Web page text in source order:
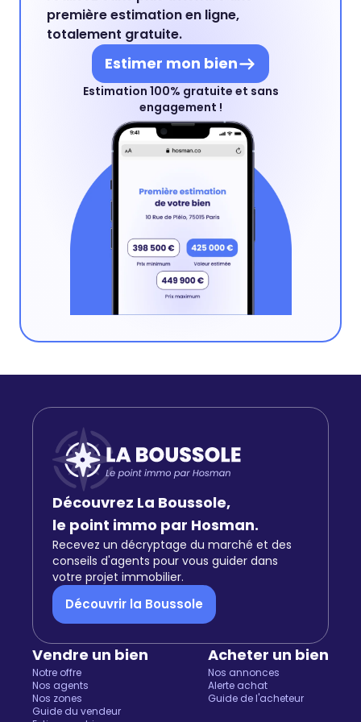
première estimation en ligne,
totalement gratuite.
Estimer mon bien
Estimation 100% gratuite et sans
engagement !
Découvrez La Boussole,
le point immo par Hosman.
Recevez un décryptage du marché et des
conseils d'agents pour vous guider dans
votre projet immobilier.
Découvrir la Boussole
Vendre un bien
Notre offre
Nos agents
Nos zones
Guide du vendeur
Acheter un bien
Nos annonces
Alerte achat
Guide de l'acheteur